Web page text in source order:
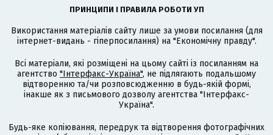
ПРИНЦИПИ І ПРАВИЛА РОБОТИ УП
Використання матеріалів сайту лише за умови посилання (для
інтернет-видань - гіперпосилання) на "Економічну правду".
Всі матеріали, які розміщені на цьому сайті із посиланням на
агентство "Інтерфакс-Україна", не підлягають подальшому
відтворенню та/чи розповсюдженню в будь-якій формі,
інакше як з письмового дозволу агентства "Інтерфакс-
Україна".
Будь-яке копіювання, передрук та відтворення фотографічних